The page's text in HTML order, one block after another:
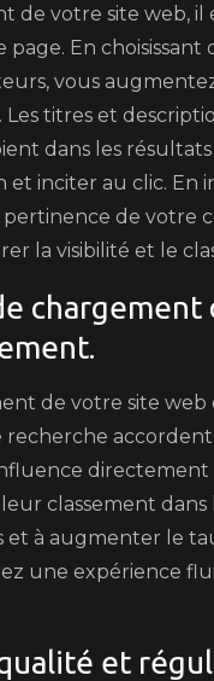
votre site web, il
page. En
vous
titres et
dans les
inciter au clic. En
pertinence de
la visibilité et le
de votre site
classement
à augmenter le
une expérience
et